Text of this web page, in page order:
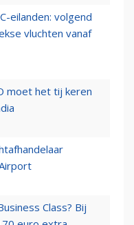
eilanden: volgend
vluchten vanaf
moet het tij keren
Class? Bij